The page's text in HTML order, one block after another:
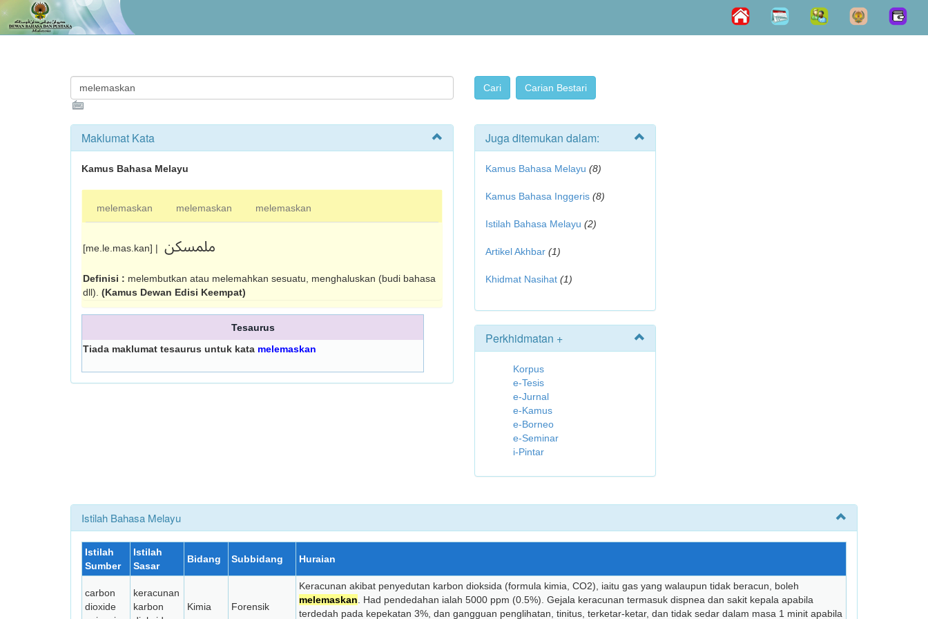
Maklumat Kata
Kamus Bahasa Melayu
melemaskan melemaskan melemaskan
[me.le.mas.kan] | ملمسکن
Definisi : melembutkan atau melemahkan sesuatu, menghaluskan (budi bahasa
dll). (Kamus Dewan Edisi Keempat)
Tesaurus
Tiada maklumat tesaurus untuk kata melemaskan
Juga ditemukan dalam:
Kamus Bahasa Melayu (8)
Kamus Bahasa Inggeris (8)
Istilah Bahasa Melayu (2)
Artikel Akhbar (1)
Khidmat Nasihat (1)
Perkhidmatan +
Korpus
e-Tesis
e-Jurnal
e-Kamus
e-Borneo
e-Seminar
i-Pintar
Istilah Bahasa Melayu
Istilah
Sumber
Istilah
Sasar
Bidang Subbidang Huraian
carbon
dioxide
keracunan
karbon
Kimia Forensik
Keracunan akibat penyedutan karbon dioksida (formula kimia, CO2), iaitu gas yang walaupun tidak beracun, boleh
melemaskan . Had pendedahan ialah 5000 ppm (0.5%). Gejala keracunan termasuk dispnea dan sakit kepala apabila
terdedah pada kepekatan 3%, dan gangguan penglihatan, tinitus, terketar-ketar, dan tidak sedar dalam masa 1 minit apabila